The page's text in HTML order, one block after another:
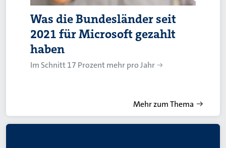
Was die Bundesländer seit
2021 für Microsoft gezahlt
haben
Im Schnitt 17 Prozent mehr pro Jahr
Mehr zum Thema